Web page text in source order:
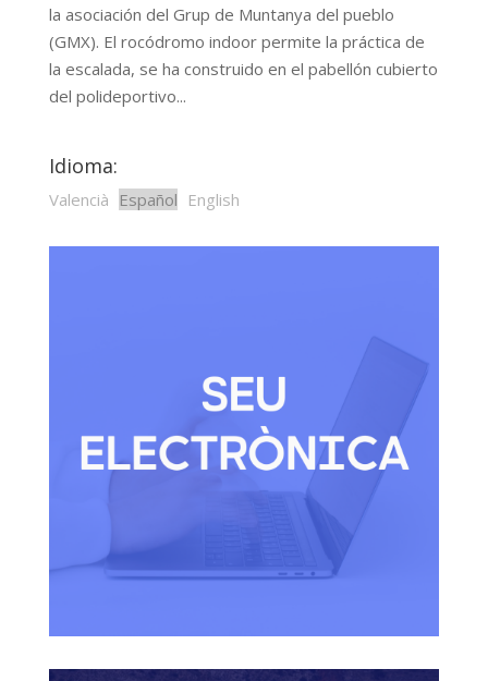
la asociación del Grup de Muntanya del pueblo
(GMX). El rocódromo indoor permite la práctica de
la escalada, se ha construido en el pabellón cubierto
del polideportivo...
Idioma:
Valencià Español English